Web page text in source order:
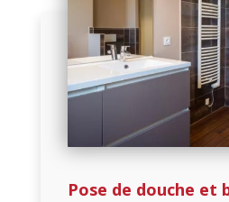
Pose de douche et